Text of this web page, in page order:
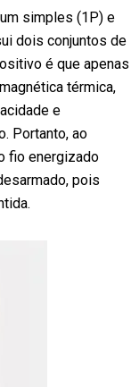
simples (1P) e
dois conjuntos de
é que apenas
térmica,
e
Portanto, ao
fio energizado
pois